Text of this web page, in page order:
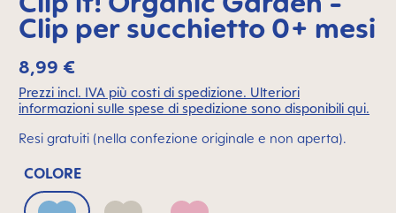
Clip per succhietto 0+ mesi
8,99 €
Prezzi incl. IVA più costi di spedizione. Ulteriori
informazioni sulle spese di spedizione sono disponibili qui.
Resi gratuiti (nella confezione originale e non aperta).
COLORE